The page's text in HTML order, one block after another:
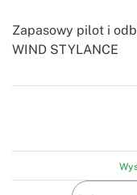
Zapasowy pilot i
WIND STYLANCE
Create